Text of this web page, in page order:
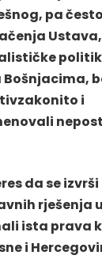
pa
Ustava,
i
da se izvrši
rješenja
ista prava
i